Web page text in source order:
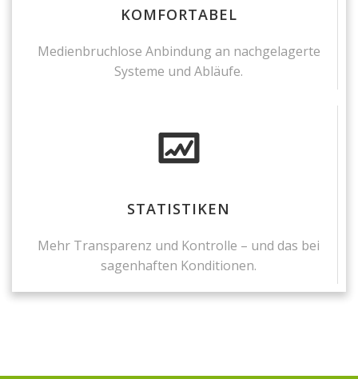
KOMFORTABEL
Medienbruchlose Anbindung an nachgelagerte
Systeme und Abläufe.
STATISTIKEN
Mehr Transparenz und Kontrolle – und das bei
sagenhaften Konditionen.